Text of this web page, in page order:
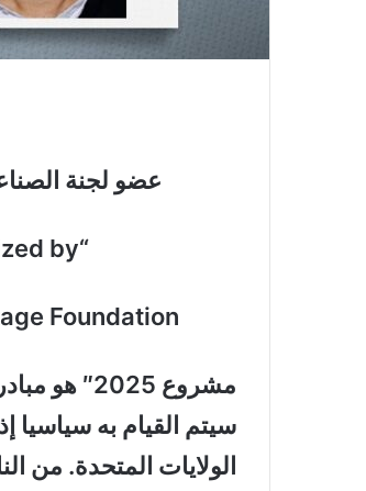
عضو لجنة
“Project 2025” is an initiative organized by
Foundation
مشروع
سيتم القيام به سياسيا
الولايات المتحدة. من